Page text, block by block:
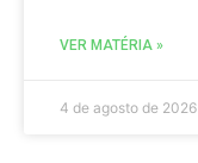
VER MATÉRIA »
4 de agosto de 2026